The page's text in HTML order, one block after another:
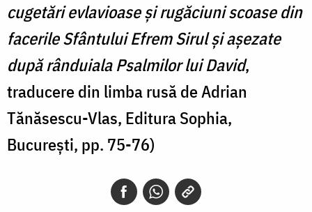
cugetări evlavioase și rugăciuni scoase din
facerile Sfântului Efrem Sirul și așezate
după rânduiala Psalmilor lui David,
traducere din limba rusă de Adrian
Tănăsescu-Vlas, Editura Sophia,
București, pp. 75-76)